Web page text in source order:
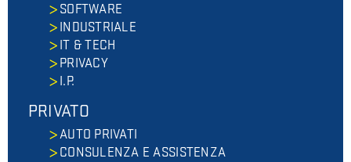
SOFTWARE
INDUSTRIALE
IT & TECH
PRIVACY
I.P.
PRIVATO
AUTO PRIVATI
CONSULENZA E ASSISTENZA